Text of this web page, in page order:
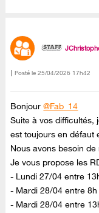
Posté le ‎25/04/2026 17h42
Bonjour@Fab_14
Suite à vos difficultés,
est toujours en défaut
Nous avons besoin
Je vous propose les
- Lundi 27/04 entre
- Mardi 28/04 entre 8h
- Mardi 28/04 entre